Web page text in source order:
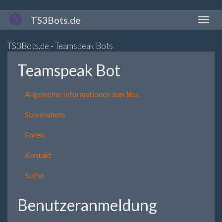
Direkt
zum
TS3Bots.de
TS3Bots.de - Teamspeak Bots
Teamspeak Bot
Allgemeine Informationen zum Bot
Screenshots
Foren
Kontakt
Suche
Benutzeranmeldung